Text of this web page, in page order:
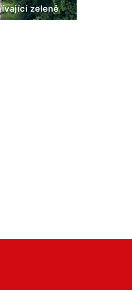
zeleně